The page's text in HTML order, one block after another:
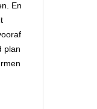
En
plan